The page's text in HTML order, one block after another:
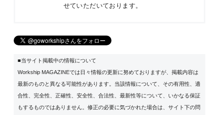
せていただいております。
■当サイト掲載中の情報について
Workship MAGAZINEでは日々情報の更新に努めておりますが、掲載内容は
最新のものと異なる可能性があります。当該情報について、その有用性、適
合性、完全性、正確性、安全性、合法性、最新性等について、いかなる保証
もするものではありません。修正の必要に気づかれた場合は、サイト下の問